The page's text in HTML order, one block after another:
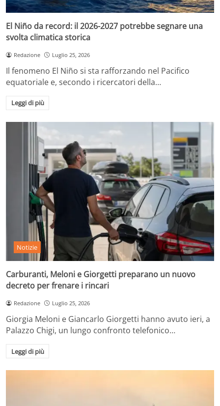
El Niño da record: il 2026-2027 potrebbe segnare una
svolta climatica storica
Redazione Luglio 25, 2026
Il fenomeno El Niño si sta rafforzando nel Pacifico
equatoriale e, secondo i ricercatori della…
Leggi di più
Notizie
Carburanti, Meloni e Giorgetti preparano un nuovo
decreto per frenare i rincari
Redazione Luglio 25, 2026
Giorgia Meloni e Giancarlo Giorgetti hanno avuto ieri, a
Palazzo Chigi, un lungo confronto telefonico…
Leggi di più